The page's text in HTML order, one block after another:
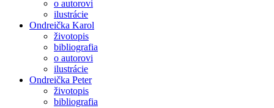
o autorovi
ilustrácie
Ondreička Karol
životopis
bibliografia
o autorovi
ilustrácie
Ondreička Peter
životopis
bibliografia